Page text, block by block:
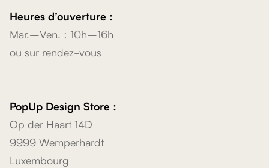
Heures d’ouverture :
Mar.–Ven. : 10h–16h
ou sur rendez-vous
PopUp Design Store :
Op der Haart 14D
9999 Wemperhardt
Luxembourg